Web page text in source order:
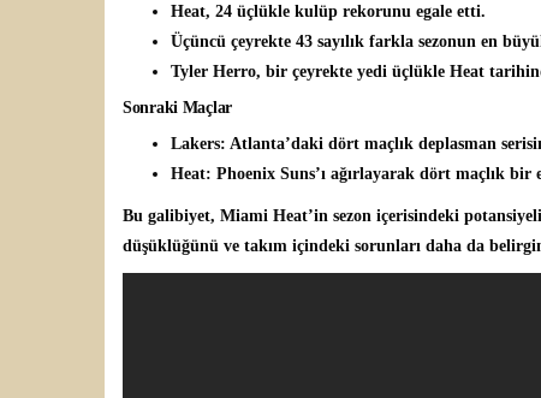
Heat, 24 üçlükle kulüp rekorunu egale etti.
Üçüncü çeyrekte 43 sayılık farkla sezonun en
Tyler Herro, bir çeyrekte yedi üçlükle Heat
Sonraki Maçlar
Lakers: Atlanta’daki dört maçlık deplasman
Heat: Phoenix Suns’ı ağırlayarak dört maçlık bir
Bu galibiyet, Miami Heat’in sezon içerisindeki
düşüklüğünü ve takım içindeki sorunları daha da